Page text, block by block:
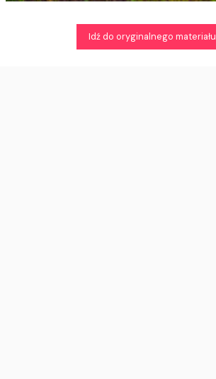
Idź do oryginalnego materiału